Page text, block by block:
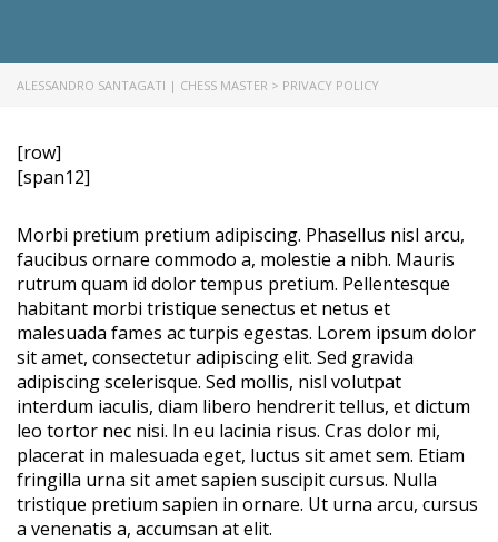
ALESSANDRO SANTAGATI | CHESS MASTER > PRIVACY POLICY
[row]
[span12]
Morbi pretium pretium adipiscing. Phasellus nisl arcu,
faucibus ornare commodo a, molestie a nibh. Mauris
rutrum quam id dolor tempus pretium. Pellentesque
habitant morbi tristique senectus et netus et
malesuada fames ac turpis egestas. Lorem ipsum dolor
sit amet, consectetur adipiscing elit. Sed gravida
adipiscing scelerisque. Sed mollis, nisl volutpat
interdum iaculis, diam libero hendrerit tellus, et dictum
leo tortor nec nisi. In eu lacinia risus. Cras dolor mi,
placerat in malesuada eget, luctus sit amet sem. Etiam
fringilla urna sit amet sapien suscipit cursus. Nulla
tristique pretium sapien in ornare. Ut urna arcu, cursus
a venenatis a, accumsan at elit.